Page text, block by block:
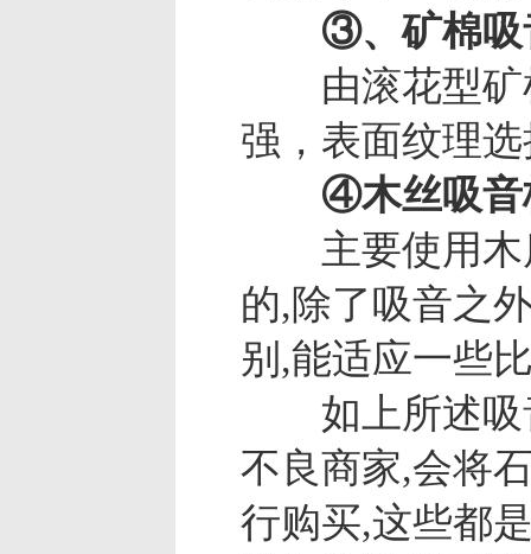
③、矿棉吸
由滚花型矿棉
强，表面纹理
④木丝吸音
主要使用木质
的,除了吸音之
别,能适应一些
如上所述吸音
不良商家,会将
行购买,这些都